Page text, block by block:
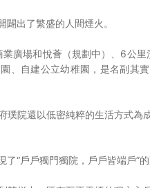
出了繁盛的人間煙火。
廣場和悅薈（規劃中）、6公里
、自建公立幼稚園，是名副其
璞院還以低密純粹的生活方式為
“戶戶獨門獨院，戶戶皆端戶”的